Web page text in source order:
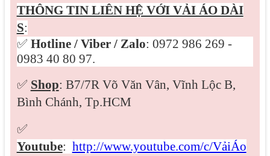
THÔNG TIN LIÊN HỆ VỚI VẢI ÁO DÀI
S:
✅ Hotline / Viber / Zalo: 0972 986 269 -
0983 40 80 97.
✅ Shop: B7/7R Võ Văn Vân, Vĩnh Lộc B,
Bình Chánh, Tp.HCM
✅
Youtube: http://www.youtube.com/c/VảiÁo